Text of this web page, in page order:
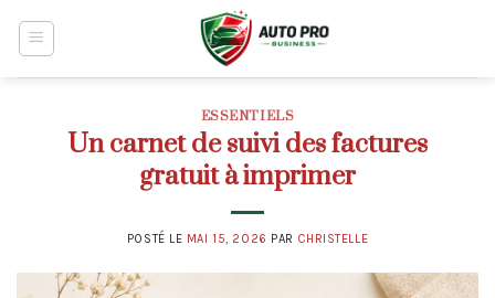
ESSENTIELS
Un carnet de suivi des factures
gratuit à imprimer
POSTÉ LE MAI 15, 2026 PAR CHRISTELLE